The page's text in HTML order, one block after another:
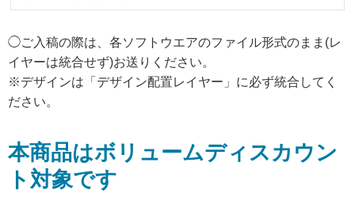
◯ご入稿の際は、各ソフトウエアのファイル形式のまま(レ
イヤーは統合せず)お送りください。
※デザインは「デザイン配置レイヤー」に必ず統合してく
ださい。
本商品はボリュームディスカウン
ト対象です